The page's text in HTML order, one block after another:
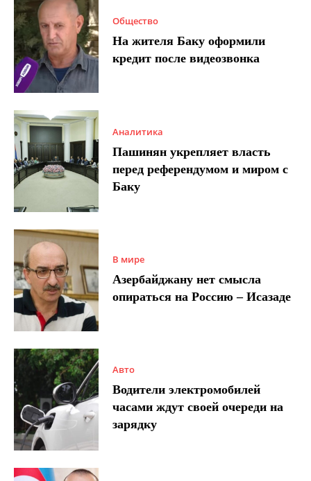
Общество
На жителя Баку оформили
кредит после видеозвонка
Аналитика
Пашинян укрепляет власть
перед референдумом и миром с
Баку
В мире
Азербайджану нет смысла
опираться на Россию – Исазаде
Авто
Водители электромобилей
часами ждут своей очереди на
зарядку